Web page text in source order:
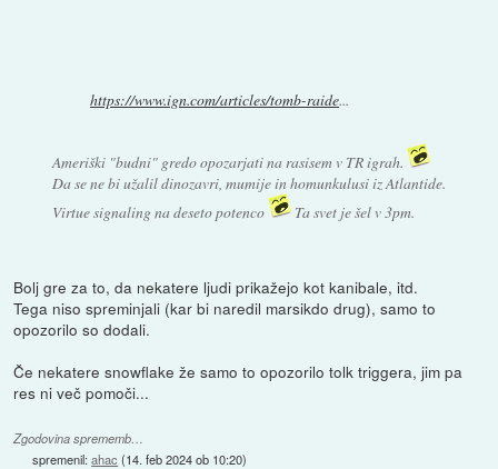
https://www.ign.com/articles/tomb-raide...
Ameriški "budni" gredo opozarjati na rasisem v TR igrah.
Da se ne bi užalil dinozavri, mumije in homunkulusi iz Atlantide.
Virtue signaling na deseto potenco
Ta svet je šel v 3pm.
Bolj gre za to, da nekatere ljudi prikažejo kot kanibale, itd.
Tega niso spreminjali (kar bi naredil marsikdo drug), samo to
opozorilo so dodali.
Če nekatere snowflake že samo to opozorilo tolk triggera, jim pa
res ni več pomoči...
Zgodovina sprememb…
spremenil:ahac (14. feb 2024 ob 10:20)